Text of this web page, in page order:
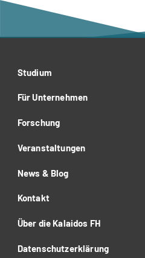
Studium
Für Unternehmen
Forschung
Veranstaltungen
News & Blog
Kontakt
Über die Kalaidos FH
Datenschutzerklärung